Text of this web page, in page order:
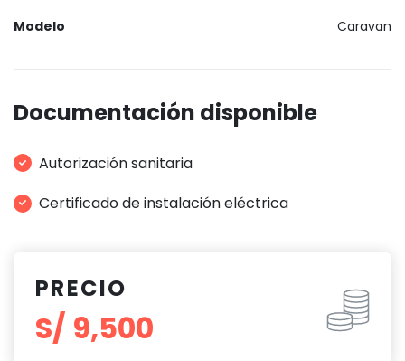
Modelo Caravan
Documentación disponible
Autorización sanitaria
Certificado de instalación eléctrica
PRECIO
S/ 9,500